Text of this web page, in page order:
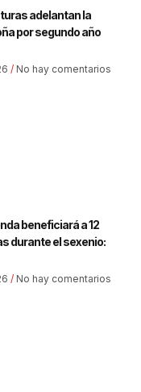
adelantan la
por segundo año
No hay comentarios
beneficiará a 12
durante el sexenio:
No hay comentarios